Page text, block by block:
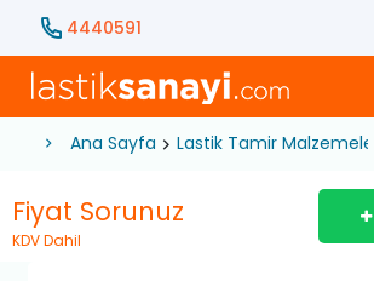
4440591
Ana Sayfa Lastik Tamir Malzemeleri
Fiyat Sorunuz
KDV Dahil